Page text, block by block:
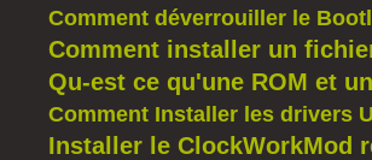
Comment déverrouiller le
Comment installer un
Qu-est ce qu'une ROM et
Comment Installer les drivers
Installer le ClockWorkMod